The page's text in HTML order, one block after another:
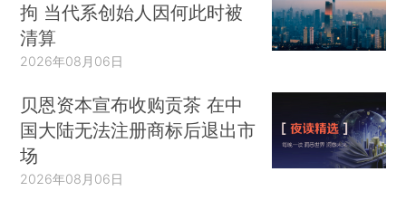
拘 当代系创始人因何此时被
清算
2026年08月06日
贝恩资本宣布收购贡茶 在中
国大陆无法注册商标后退出市
场
2026年08月06日